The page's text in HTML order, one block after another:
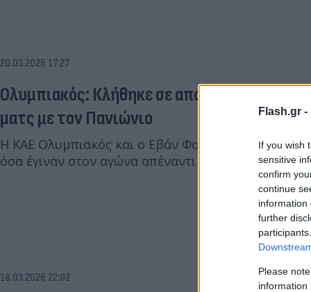
Flash.gr -
If you wish
sensitive
confirm
continue
information
further
Please
information
20.03.2026 17:27
Ολυμπιακός: Κλήθηκε σε απολογία από την
ματς με τον Πανιώνιο
Η ΚΑΕ Ολυμπιακός και ο Εβάν Φουρνιέ κλήθηκε σε
όσα έγιναν στον αγώνα απέναντι στον Πανιώνιο.
18.03.2026 22:02